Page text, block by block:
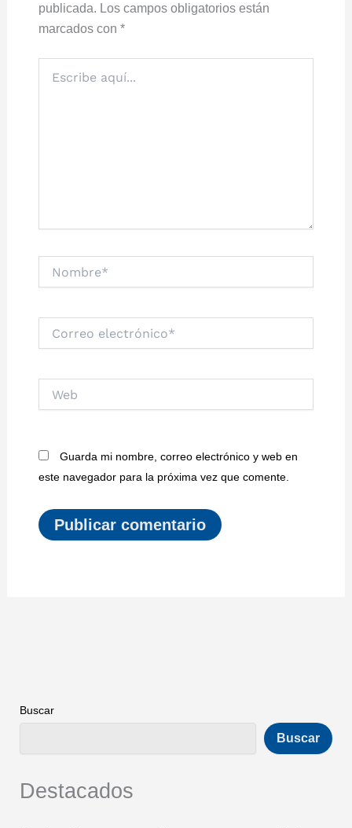
publicada. Los campos obligatorios están
marcados con *
aquí...
electrónico*
Guarda mi nombre, correo electrónico y web en
este navegador para la próxima vez que comente.
Buscar
Buscar
Destacados